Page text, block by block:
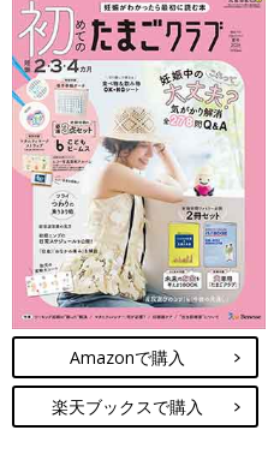
Amazonで購入
楽天ブックスで購入